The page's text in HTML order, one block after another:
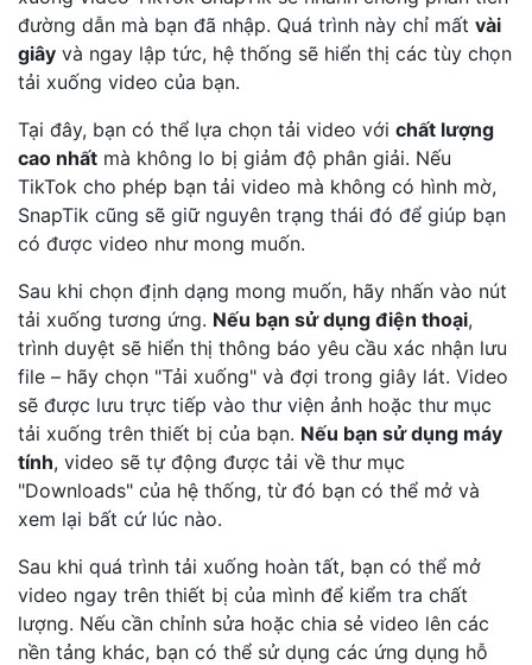
đường dẫn mà bạn đã nhập. Quá trình này chỉ mất vài
giây và ngay lập tức, hệ thống sẽ hiển thị các tùy chọn
tải xuống video của bạn.
Tại đây, bạn có thể lựa chọn tải video với chất lượng
cao nhất mà không lo bị giảm độ phân giải. Nếu
TikTok cho phép bạn tải video mà không có hình mờ,
SnapTik cũng sẽ giữ nguyên trạng thái đó để giúp bạn
có được video như mong muốn.
Sau khi chọn định dạng mong muốn, hãy nhấn vào nút
tải xuống tương ứng. Nếu bạn sử dụng điện thoại,
trình duyệt sẽ hiển thị thông báo yêu cầu xác nhận lưu
file – hãy chọn "Tải xuống" và đợi trong giây lát. Video
sẽ được lưu trực tiếp vào thư viện ảnh hoặc thư mục
tải xuống trên thiết bị của bạn. Nếu bạn sử dụng máy
tính, video sẽ tự động được tải về thư mục
"Downloads" của hệ thống, từ đó bạn có thể mở và
xem lại bất cứ lúc nào.
Sau khi quá trình tải xuống hoàn tất, bạn có thể mở
video ngay trên thiết bị của mình để kiểm tra chất
lượng. Nếu cần chỉnh sửa hoặc chia sẻ video lên các
nền tảng khác, bạn có thể sử dụng các ứng dụng hỗ